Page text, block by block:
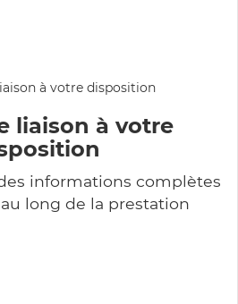
liaison à votre
informations complètes
long de la prestation